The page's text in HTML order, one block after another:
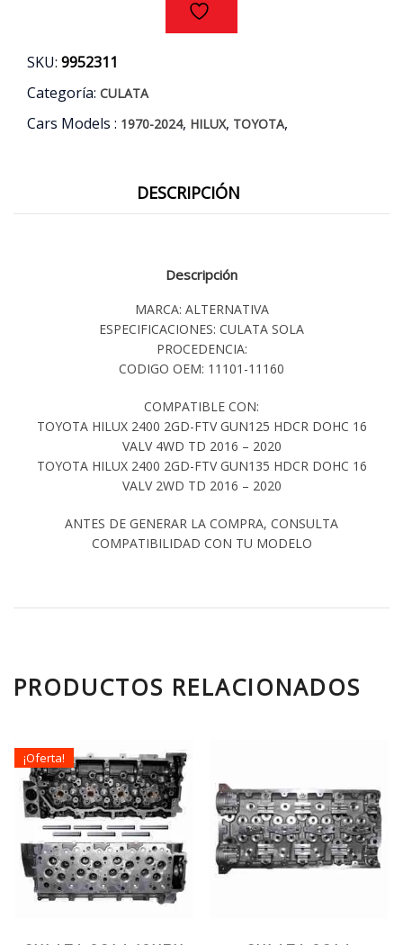
16/20
cantidad
SKU: 9952311
Categoría: CULATA
Cars Models : 1970-2024, HILUX, TOYOTA,
DESCRIPCIÓN
Descripción
MARCA: ALTERNATIVA
ESPECIFICACIONES: CULATA SOLA
PROCEDENCIA:
CODIGO OEM: 11101-11160
COMPATIBLE CON:
TOYOTA HILUX 2400 2GD-FTV GUN125 HDCR DOHC 16
VALV 4WD TD 2016 – 2020
TOYOTA HILUX 2400 2GD-FTV GUN135 HDCR DOHC 16
VALV 2WD TD 2016 – 2020
ANTES DE GENERAR LA COMPRA, CONSULTA
COMPATIBILIDAD CON TU MODELO
PRODUCTOS RELACIONADOS
¡Oferta!